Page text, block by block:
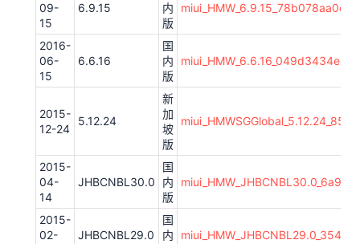
09-
15
6.9.15
内
版
2016-
06-
15
6.6.16
国
内
版
2015-
12-24
5.12.24
新
加
坡
版
2015-
04-
14
JHBCNBL30.0
国
内
版
2015-
02-
JHBCNBL29.0
国
内